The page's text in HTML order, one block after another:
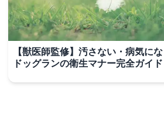
【獣医師監修】汚さない・病気にな
ドッグランの衛生マナー完全ガイド